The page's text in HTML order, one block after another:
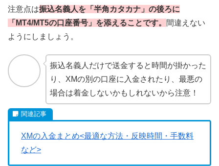
注意点は振込名義人を「半角カタカナ」の後ろに
「MT4/MT5の口座番号」を添えることです。
間違えない
ようにしましょう。
振込名義人だけで送金すると時間が掛かった
り、XMの別の口座に入金されたり、最悪の
場合は着金しないかもしれないから注意！
XMの入金まとめ<最適な方法・反映時間・手数料
など>